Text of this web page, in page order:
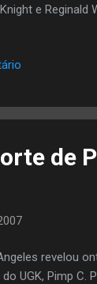
Knight e Reginald
orientados a
Hotel foi
que antes de
de
revelou
UGK, Pimp